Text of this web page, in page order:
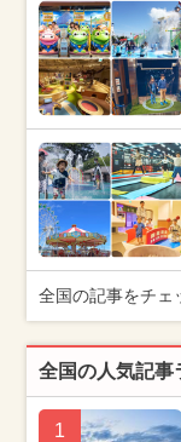
全国の記事をチェ
全国の人気記事
1